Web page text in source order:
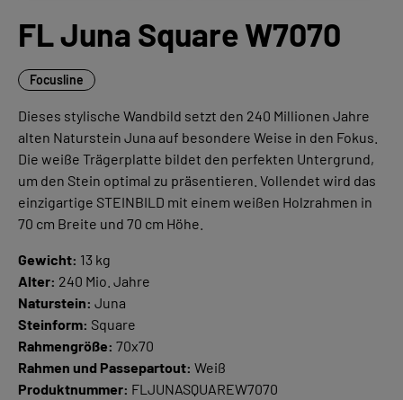
FL Juna Square W7070
Focusline
Dieses stylische Wandbild setzt den 240 Millionen Jahre
alten Naturstein Juna auf besondere Weise in den Fokus.
Die weiße Trägerplatte bildet den perfekten Untergrund,
um den Stein optimal zu präsentieren. Vollendet wird das
einzigartige STEINBILD mit einem weißen Holzrahmen in
70 cm Breite und 70 cm Höhe.
Gewicht: 13 kg
Alter: 240 Mio. Jahre
Naturstein: Juna
Steinform: Square
Rahmengröße: 70x70
Rahmen und Passepartout: Weiß
Produktnummer: FLJUNASQUAREW7070